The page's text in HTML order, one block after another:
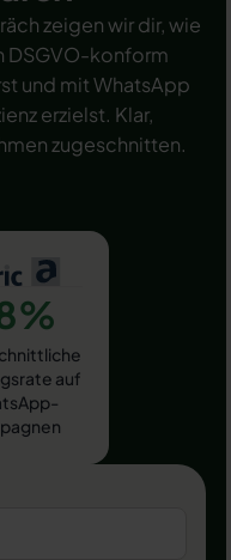
zeigen wir dir, wie
DSGVO-konform
und mit WhatsApp
erzielst. Klar,
zugeschnitten.
auf